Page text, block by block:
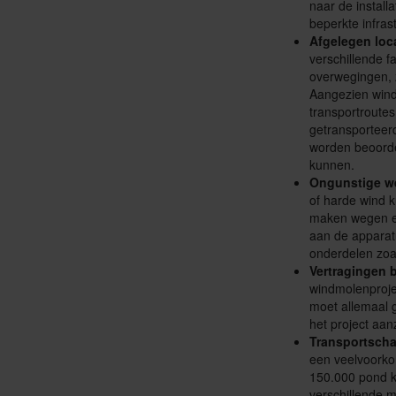
naar de
beperkte
Afgelegen
verschillende
Aangezien
worden
kunnen.
Ongunstige
of harde wind
maken wegen
aan de
onderdelen
Vertragingen
moet allemaal
het project
een
150.000 pond